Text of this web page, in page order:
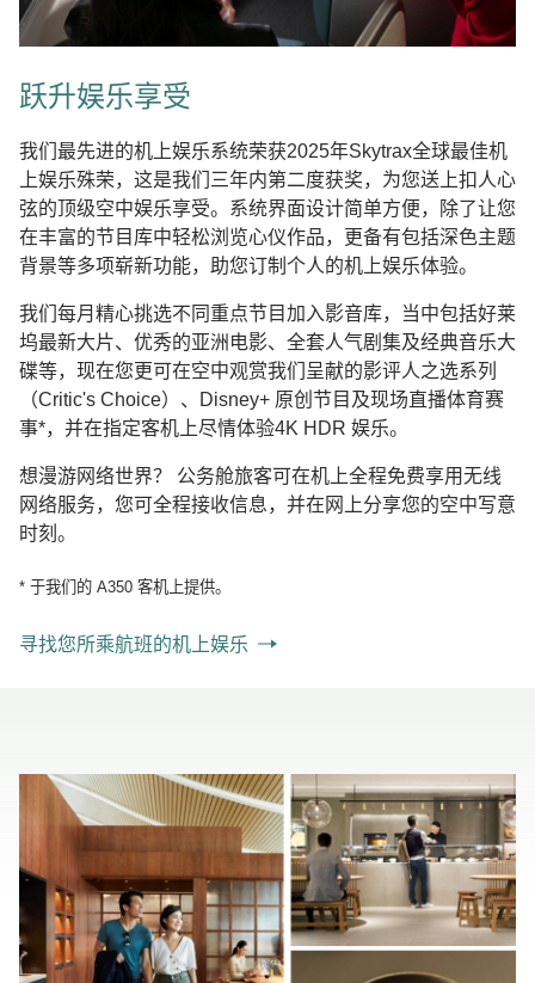
跃升娱乐享受
我们最先进的机上娱乐系统荣获2025年Skytrax全球最佳机
上娱乐殊荣，这是我们三年内第二度获奖，为您送上扣人心
弦的顶级空中娱乐享受。系统界面设计简单方便，除了让您
在丰富的节目库中轻松浏览心仪作品，更备有包括深色主题
背景等多项崭新功能，助您订制个人的机上娱乐体验。
我们每月精心挑选不同重点节目加入影音库，当中包括好莱
坞最新大片、优秀的亚洲电影、全套人气剧集及经典音乐大
碟等，现在您更可在空中观赏我们呈献的影评人之选系列
（Critic's Choice）、Disney+ 原创节目及现场直播体育赛
事*，并在指定客机上尽情体验4K HDR 娱乐。
想漫游网络世界？ 公务舱旅客可在机上全程免费享用无线
网络服务，您可全程接收信息，并在网上分享您的空中写意
时刻。
* 于我们的 A350 客机上提供。
寻找您所乘航班的机上娱乐